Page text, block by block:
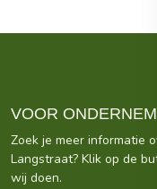
VOOR
Zoek je meer informatie
Langstraat? Klik op de
wij doen.